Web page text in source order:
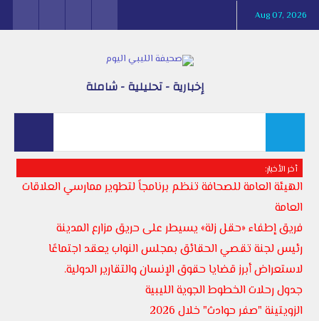
Aug 07, 2026
إخبارية - تحليلية - شاملة
أخر الأخبار:
الهيئة العامة للصحافة تنظم برنامجاً لتطوير ممارسي العلاقات
العامة
فريق إطفاء «حقل زلة» يسيطر على حريق مزارع المدينة
رئيس لجنة تقصي الحقائق بمجلس النواب يعقد اجتماعًا
لاستعراض أبرز قضايا حقوق الإنسان والتقارير الدولية.
جدول رحلات الخطوط الجوية الليبية
الزويتينة "صفر حوادث" خلال 2026